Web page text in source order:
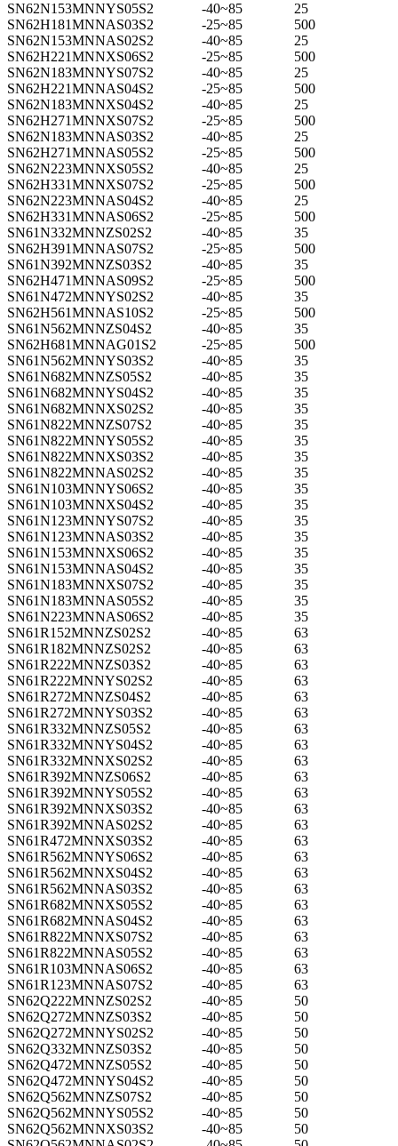
SN62N153MNNYS05S2
-40~85
25
SN62H181MNNAS03S2
-25~85
500
SN62N153MNNAS02S2
-40~85
25
SN62H221MNNXS06S2
-25~85
500
SN62N183MNNYS07S2
-40~85
25
SN62H221MNNAS04S2
-25~85
500
SN62N183MNNXS04S2
-40~85
25
SN62H271MNNXS07S2
-25~85
500
SN62N183MNNAS03S2
-40~85
25
SN62H271MNNAS05S2
-25~85
500
SN62N223MNNXS05S2
-40~85
25
SN62H331MNNXS07S2
-25~85
500
SN62N223MNNAS04S2
-40~85
25
SN62H331MNNAS06S2
-25~85
500
SN61N332MNNZS02S2
-40~85
35
SN62H391MNNAS07S2
-25~85
500
SN61N392MNNZS03S2
-40~85
35
SN62H471MNNAS09S2
-25~85
500
SN61N472MNNYS02S2
-40~85
35
SN62H561MNNAS10S2
-25~85
500
SN61N562MNNZS04S2
-40~85
35
SN62H681MNNAG01S2
-25~85
500
SN61N562MNNYS03S2
-40~85
35
SN61N682MNNZS05S2
-40~85
35
SN61N682MNNYS04S2
-40~85
35
SN61N682MNNXS02S2
-40~85
35
SN61N822MNNZS07S2
-40~85
35
SN61N822MNNYS05S2
-40~85
35
SN61N822MNNXS03S2
-40~85
35
SN61N822MNNAS02S2
-40~85
35
SN61N103MNNYS06S2
-40~85
35
SN61N103MNNXS04S2
-40~85
35
SN61N123MNNYS07S2
-40~85
35
SN61N123MNNAS03S2
-40~85
35
SN61N153MNNXS06S2
-40~85
35
SN61N153MNNAS04S2
-40~85
35
SN61N183MNNXS07S2
-40~85
35
SN61N183MNNAS05S2
-40~85
35
SN61N223MNNAS06S2
-40~85
35
SN61R152MNNZS02S2
-40~85
63
SN61R182MNNZS02S2
-40~85
63
SN61R222MNNZS03S2
-40~85
63
SN61R222MNNYS02S2
-40~85
63
SN61R272MNNZS04S2
-40~85
63
SN61R272MNNYS03S2
-40~85
63
SN61R332MNNZS05S2
-40~85
63
SN61R332MNNYS04S2
-40~85
63
SN61R332MNNXS02S2
-40~85
63
SN61R392MNNZS06S2
-40~85
63
SN61R392MNNYS05S2
-40~85
63
SN61R392MNNXS03S2
-40~85
63
SN61R392MNNAS02S2
-40~85
63
SN61R472MNNXS03S2
-40~85
63
SN61R562MNNYS06S2
-40~85
63
SN61R562MNNXS04S2
-40~85
63
SN61R562MNNAS03S2
-40~85
63
SN61R682MNNXS05S2
-40~85
63
SN61R682MNNAS04S2
-40~85
63
SN61R822MNNXS07S2
-40~85
63
SN61R822MNNAS05S2
-40~85
63
SN61R103MNNAS06S2
-40~85
63
SN61R123MNNAS07S2
-40~85
63
SN62Q222MNNZS02S2
-40~85
50
SN62Q272MNNZS03S2
-40~85
50
SN62Q272MNNYS02S2
-40~85
50
SN62Q332MNNZS03S2
-40~85
50
SN62Q472MNNZS05S2
-40~85
50
SN62Q472MNNYS04S2
-40~85
50
SN62Q562MNNZS07S2
-40~85
50
SN62Q562MNNYS05S2
-40~85
50
SN62Q562MNNXS03S2
-40~85
50